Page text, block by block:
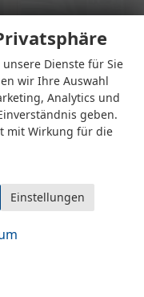
Dienste für Sie
wir Ihre Auswahl
Analytics und
geben.
mit Wirkung für die
Einstellungen